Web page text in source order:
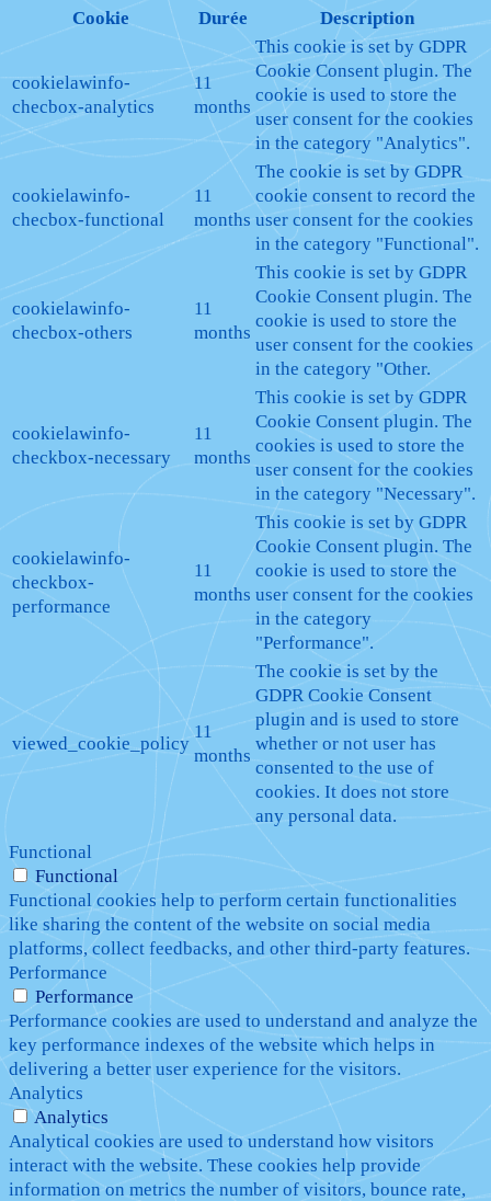
Cookie
Durée Description
cookielawinfo-
checbox-analytics
11
months
This cookie is set by GDPR
Cookie Consent plugin. The
cookie is used to store the
user consent for the cookies
in the category "Analytics".
cookielawinfo-
checbox-functional
11
months
The cookie is set by GDPR
cookie consent to record the
user consent for the cookies
in the category "Functional".
cookielawinfo-
checbox-others
11
months
This cookie is set by GDPR
Cookie Consent plugin. The
cookie is used to store the
user consent for the cookies
in the category "Other.
cookielawinfo-
checkbox-necessary
11
months
This cookie is set by GDPR
Cookie Consent plugin. The
cookies is used to store the
user consent for the cookies
in the category "Necessary".
cookielawinfo-
checkbox-
performance
11
months
This cookie is set by GDPR
Cookie Consent plugin. The
cookie is used to store the
user consent for the cookies
in the category
"Performance".
viewed_cookie_policy
11
months
The cookie is set by the
GDPR Cookie Consent
plugin and is used to store
whether or not user has
consented to the use of
cookies. It does not store
any personal data.
Functional
Functional
Functional cookies help to perform certain functionalities
like sharing the content of the website on social media
platforms, collect feedbacks, and other third-party features.
Performance
Performance
Performance cookies are used to understand and analyze the
key performance indexes of the website which helps in
delivering a better user experience for the visitors.
Analytics
Analytics
Analytical cookies are used to understand how visitors
interact with the website. These cookies help provide
information on metrics the number of visitors, bounce rate,